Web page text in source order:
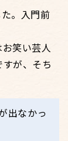
。入門前
笑い芸人
が、そち
出なかっ